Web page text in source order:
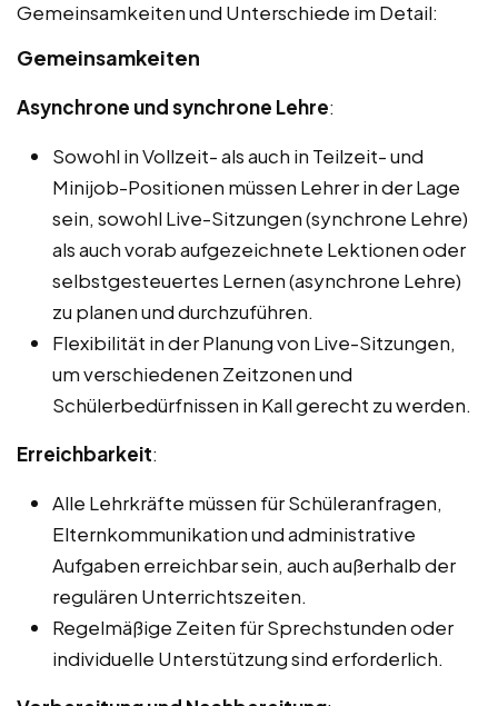
Gemeinsamkeiten und Unterschiede im Detail:
Gemeinsamkeiten
Asynchrone und synchrone Lehre:
Sowohl in Vollzeit- als auch in Teilzeit- und
Minijob-Positionen müssen Lehrer in der Lage
sein, sowohl Live-Sitzungen (synchrone Lehre)
als auch vorab aufgezeichnete Lektionen oder
selbstgesteuertes Lernen (asynchrone Lehre)
zu planen und durchzuführen.
Flexibilität in der Planung von Live-Sitzungen,
um verschiedenen Zeitzonen und
Schülerbedürfnissen in Kall gerecht zu werden.
Erreichbarkeit:
Alle Lehrkräfte müssen für Schüleranfragen,
Elternkommunikation und administrative
Aufgaben erreichbar sein, auch außerhalb der
regulären Unterrichtszeiten.
Regelmäßige Zeiten für Sprechstunden oder
individuelle Unterstützung sind erforderlich.